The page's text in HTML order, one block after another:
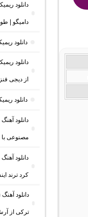
دامیگو |
دانلود ریمیکس
دانلود
از دیجی
دانلود
دانلود
مصنوعی
کرد ترند
ترکی از